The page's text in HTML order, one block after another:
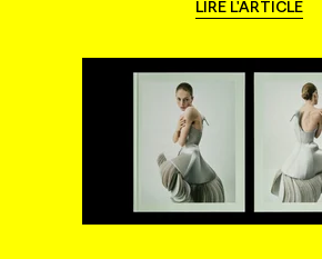
LIRE L'ARTICLE